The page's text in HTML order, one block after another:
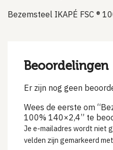
Bezemsteel IKAPÉ FSC ®
Beoordelingen
Er zijn nog geen
Wees de eerste om
100% 140×2,4” te
Je e-mailadres wordt niet
velden zijn gemarkeerd met